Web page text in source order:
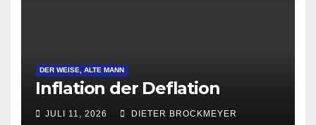
DER WEISE, ALTE MANN
Inflation der Deflation
JULI 11, 2026 DIETER BROCKMEYER